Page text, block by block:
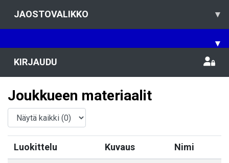
JAOSTOVALIKKO ▾
▾
KIRJAUDU
Joukkueen materiaalit
Luokittelu Kuvaus Nimi